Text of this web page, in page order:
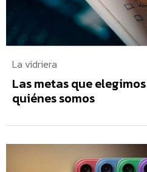
La vidriera
Las metas que
quiénes somos